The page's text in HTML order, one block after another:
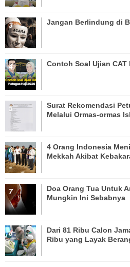
Jangan Berlindung di
Contoh Soal Ujian CAT
Surat Rekomendasi
Melalui Ormas-ormas
4 Orang Indonesia
Mekkah Akibat
Doa Orang Tua Untuk
Mungkin Ini Sebabnya
Dari 81 Ribu Calon
Ribu yang Layak